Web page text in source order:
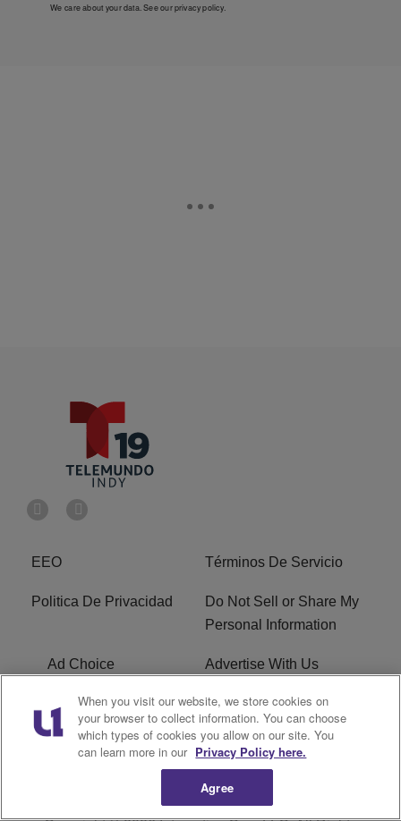
We care about your data. See ourprivacy policy.
EEO Términos De Servicio
Politica De Privacidad
Do Not Sell or Share My
Personal Information
Ad Choice Advertise With Us
Terms of Service R1 Digital
Closed Captioning
When you visit our website, we store cookies on
your browser to collect information. You can choose
which types of cookies you allow on our site. You
can learn more in our Privacy Policy here.
Agree